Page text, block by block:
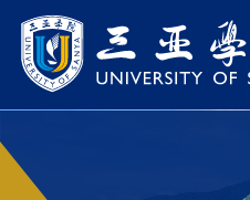
学校领导
学院与部门